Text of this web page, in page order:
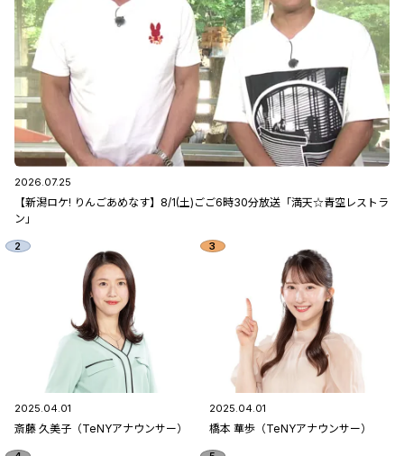
2026.07.25
【新潟ロケ! りんごあめなす】8/1(土)ごご6時30分放送「満天☆青空レストラ
ン」
2025.04.01
斎藤 久美子（TeNYアナウンサー）
2025.04.01
橋本 華歩（TeNYアナウンサー）